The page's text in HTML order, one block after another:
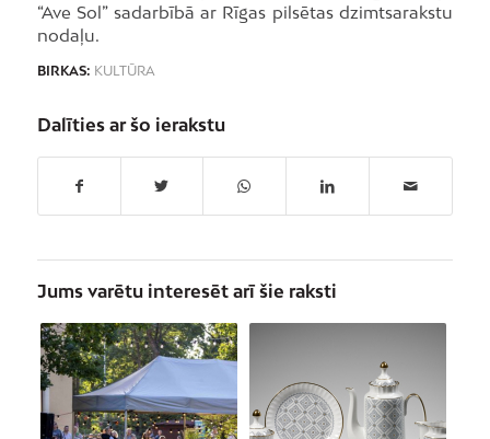
“Ave Sol” sadarbībā ar Rīgas pilsētas dzimtsarakstu
nodaļu.
BIRKAS: KULTŪRA
Dalīties ar šo ierakstu
Jums varētu interesēt arī šie raksti